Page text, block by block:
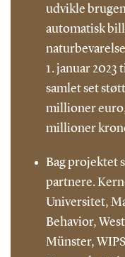
udvikle
automatisk
1. januar 2023
samlet set
millioner
millioner
Bag projektet
partnere.
Universitet,
Behavior,
Münster,